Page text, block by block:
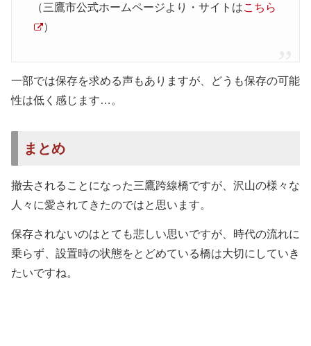
（三鷹市公式ホームページより・サイトはこちら
）
一部では保存を求める声もありますが、どうも保存の可能
性は低く感じます…。
まとめ
撤去されることになった三鷹跨線橋ですが、沢山の様々な
人々に愛されてきたのではと思います。
保存されないのはとても悲しい思いですが、時代の流れに
乗らず、設置時の状態をとどめている橋は大切にしていき
たいですね。